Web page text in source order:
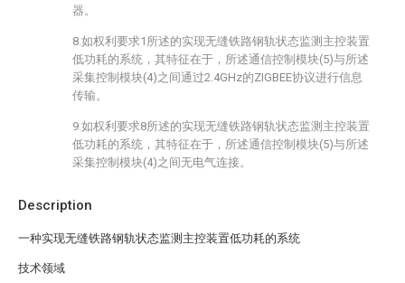
Description
一种实现无缝铁路钢轨状态监测主控装置低功耗的系统
技术领域
器。
8.如权利要求1所述的实现无缝铁路钢轨状态监测主控装置
低功耗的系统，其特征在于，所述通信控制模块(5)与所述
采集控制模块(4)之间通过2.4GHz的ZIGBEE协议进行信息
传输。
9.如权利要求8所述的实现无缝铁路钢轨状态监测主控装置
低功耗的系统，其特征在于，所述通信控制模块(5)与所述
采集控制模块(4)之间无电气连接。